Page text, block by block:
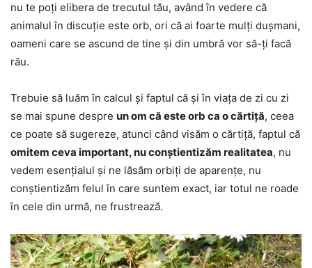
nu te poți elibera de trecutul tău, având în vedere că
animalul în discuție este orb, ori că ai foarte mulți dușmani,
oameni care se ascund de tine și din umbră vor să-ți facă
rău.
Trebuie să luăm în calcul și faptul că și în viața de zi cu zi
se mai spune despre un om că este orb ca o cărtiță, ceea
ce poate să sugereze, atunci când visăm o cărtiță, faptul că
omitem ceva important, nu conștientizăm realitatea, nu
vedem esențialul și ne lăsăm orbiți de aparențe, nu
conștientizăm felul în care suntem exact, iar totul ne roade
în cele din urmă, ne frustrează.